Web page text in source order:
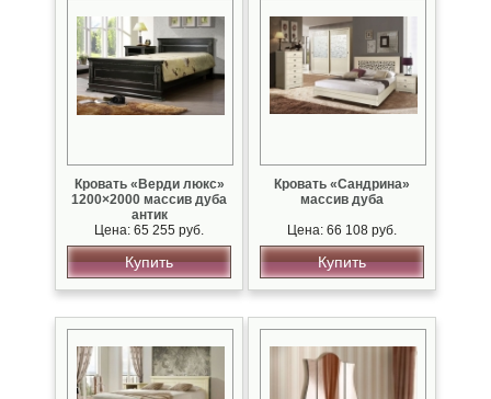
Кровать «Верди люкс»
1200×2000 массив дуба
антик
Цена: 65 255 руб.
Купить
Кровать «Сандрина»
массив дуба
Цена: 66 108 руб.
Купить